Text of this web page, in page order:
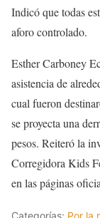
Indicó que todas
aforo controlado.
Esther Carboney
asistencia de
cual fueron
se proyecta una
pesos. Reiteró la
Corregidora Kids
en las páginas
Categorías: Por la